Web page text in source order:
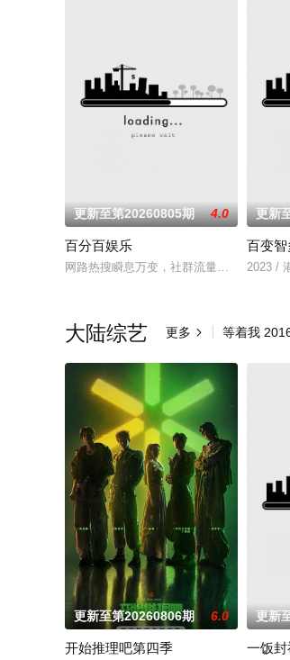
更新至第20260805期 4.0
百分百娱乐
网路热搜瞬息万变，社群流量真实上演！
更新
百变智
2023 /
大陆综艺 更多  等着我
更新至第20260806期 6.0
开始推理吧第四季
更新
一饭